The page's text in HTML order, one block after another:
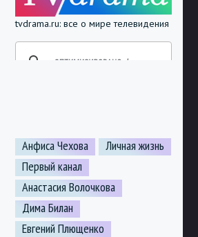
tvdrama.ru: все о мире телевидения
Анфиса Чехова
Личная жизнь
Первый канал
Анастасия Волочкова
Дима Билан
Евгений Плющенко